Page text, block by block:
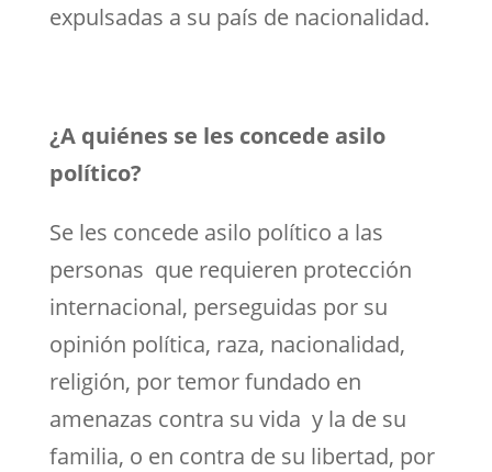
expulsadas a su país de nacionalidad.
¿A quiénes se les concede asilo
político?
Se les concede asilo político a las
personas que requieren protección
internacional, perseguidas por su
opinión política, raza, nacionalidad,
religión, por temor fundado en
amenazas contra su vida y la de su
familia, o en contra de su libertad, por